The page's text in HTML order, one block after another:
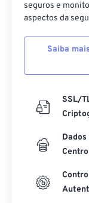
seguros e
aspectos da
Saiba
SSL/